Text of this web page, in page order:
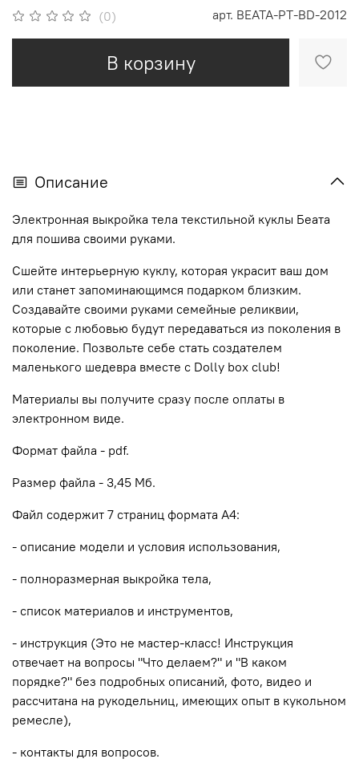
(0) арт. BEATA-PT-BD-2012
В корзину
Описание
Электронная выкройка тела текстильной куклы Беата
для пошива своими руками.
Сшейте интерьерную куклу, которая украсит ваш дом
или станет запоминающимся подарком близким.
Создавайте своими руками семейные реликвии,
которые с любовью будут передаваться из поколения в
поколение. Позвольте себе стать создателем
маленького шедевра вместе с Dolly box club!
Материалы вы получите сразу после оплаты в
электронном виде.
Формат файла - pdf.
Размер файла - 3,45 Мб.
Файл содержит 7 страниц формата А4:
- описание модели и условия использования,
- полноразмерная выкройка тела,
- список материалов и инструментов,
- инструкция (Это не мастер-класс! Инструкция
отвечает на вопросы "Что делаем?" и "В каком
порядке?" без подробных описаний, фото, видео и
рассчитана на рукодельниц, имеющих опыт в кукольном
ремесле),
- контакты для вопросов.